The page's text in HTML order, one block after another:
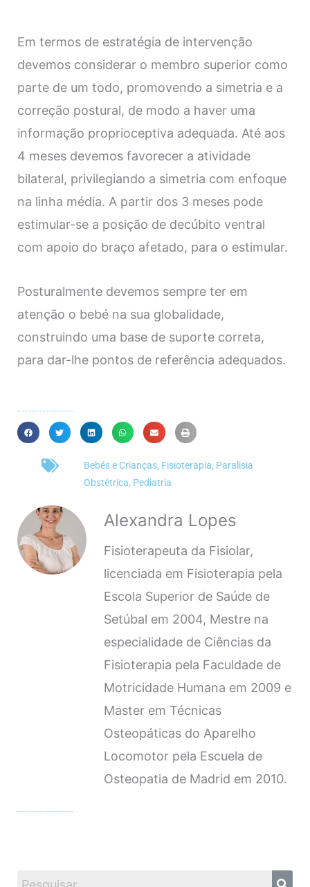
Em termos de estratégia de intervenção
devemos considerar o membro superior como
parte de um todo, promovendo a simetria e a
correção postural, de modo a haver uma
informação proprioceptiva adequada. Até aos
4 meses devemos favorecer a atividade
bilateral, privilegiando a simetria com enfoque
na linha média. A partir dos 3 meses pode
estimular-se a posição de decúbito ventral
com apoio do braço afetado, para o estimular.
Posturalmente devemos sempre ter em
atenção o bebé na sua globalidade,
construindo uma base de suporte correta,
para dar-lhe pontos de referência adequados.
Bebés e Crianças, Fisioterapia, Paralisia
Obstétrica, Pediatria
Alexandra Lopes
Fisioterapeuta da Fisiolar,
licenciada em Fisioterapia pela
Escola Superior de Saúde de
Setúbal em 2004, Mestre na
especialidade de Ciências da
Fisioterapia pela Faculdade de
Motricidade Humana em 2009 e
Master em Técnicas
Osteopáticas do Aparelho
Locomotor pela Escuela de
Osteopatia de Madrid em 2010.